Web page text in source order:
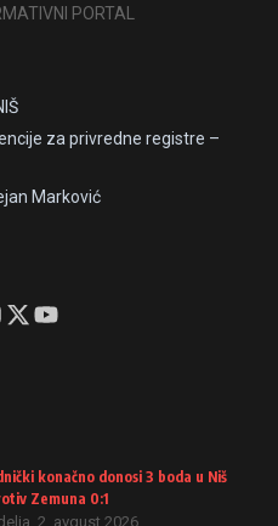
PORTAL
za privredne registre –
Marković
konačno donosi 3 boda u Niš
Zemuna 0:1
2. avgust 2026.